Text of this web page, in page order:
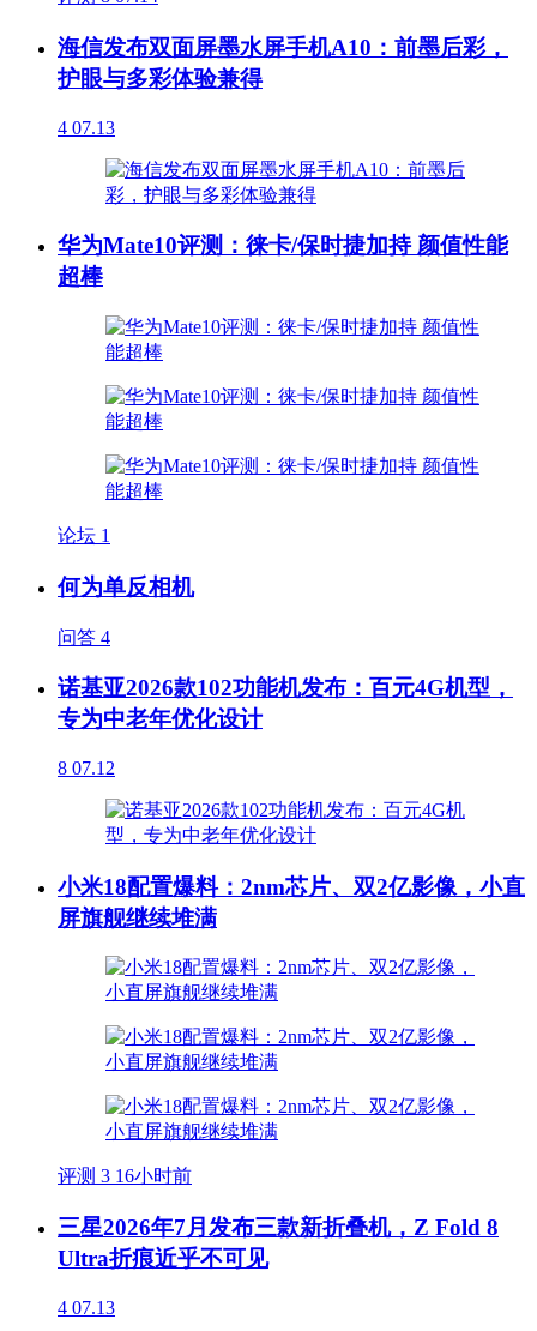
海信发布双面屏墨水屏手机A10：前墨后彩，
护眼与多彩体验兼得
4 07.13
华为Mate10评测：徕卡/保时捷加持 颜值性能
超棒
论坛 1
何为单反相机
问答 4
诺基亚2026款102功能机发布：百元4G机型，
专为中老年优化设计
8 07.12
小米18配置爆料：2nm芯片、双2亿影像，小直
屏旗舰继续堆满
评测 3 16小时前
三星2026年7月发布三款新折叠机，Z Fold 8
Ultra折痕近乎不可见
4 07.13